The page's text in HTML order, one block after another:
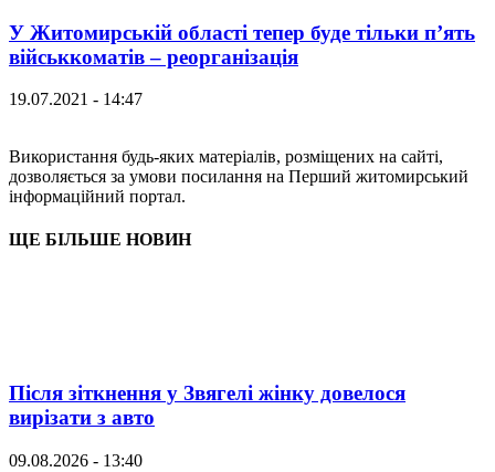
У Житомирській області тепер буде тільки п’ять
військкоматів – реорганізація
19.07.2021 - 14:47
Використання будь-яких матеріалів, розміщених на сайті,
дозволяється за умови посилання на Перший житомирський
інформаційний портал.
ЩЕ БІЛЬШЕ НОВИН
Після зіткнення у Звягелі жінку довелося
вирізати з авто
09.08.2026 - 13:40